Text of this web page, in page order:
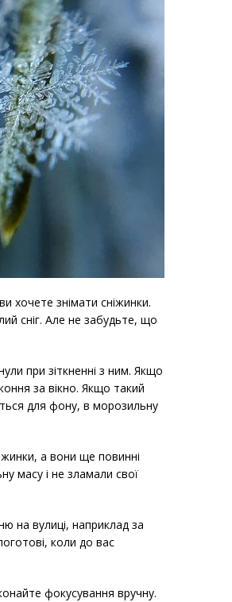
хочете знімати сніжинки.
сніг. Але не забудьте, що
при зіткненні з ним. Якщо
за вікно. Якщо такий
для фону, в морозильну
а вони ще повинні
масу і не зламали свої
на вулиці, наприклад за
коли до вас
фокусування вручну.